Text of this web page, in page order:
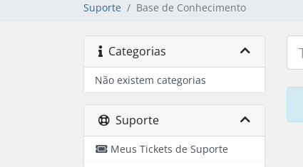
Suporte Base de Conhecimento
Categorias
Não existem categorias
Suporte
Meus Tickets de Suporte